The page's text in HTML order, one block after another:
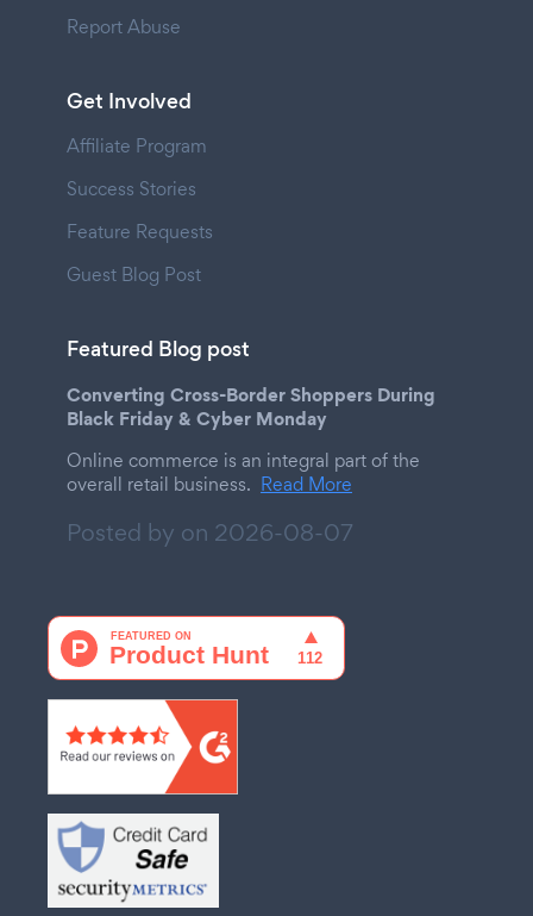
Report Abuse
Get Involved
Affiliate Program
Success Stories
Feature Requests
Guest Blog Post
Featured Blog post
Converting Cross-Border Shoppers During
Black Friday & Cyber Monday
Online commerce is an integral part of the
overall retail business. Read More
Posted by on 2026-08-07